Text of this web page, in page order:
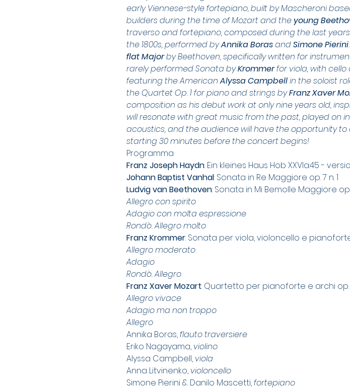
early Viennese-style fortepiano, built by Mascheroni
builders during the time of Mozart and the young
traverso and fortepiano, composed during the last
the 1800s, performed by Annika Boras and Simone Pierini
flat Major by Beethoven, specifically written for
rarely performed Sonata by Krommer for viola, with
featuring the American Alyssa Campbell in the soloist
the Quartet Op. 1 for piano and strings by Franz Xaver
composition as his debut work at only nine years old,
will resonate with great music from the past, played on
acoustics, and the audience will have the opportunity
starting 30 minutes before the concert begins!
Programma
Franz Joseph Haydn: Ein kleines Haus Hob XXVIa:45 -
Johann Baptist Vanhal: Sonata in Re Maggiore op. 7 n. 1
Ludvig van Beethoven: Sonata in Mi Bemolle Maggiore op.
Allegro con spirito
Adagio con molta espressione
Rondò. Allegro molto
Franz Krommer: Sonata per viola, violoncello e
Allegro moderato
Adagio
Rondò. Allegro
Franz Xaver Mozart: Quartetto per pianoforte e archi op.
Allegro vivace
Adagio ma non troppo
Allegro
Annika Boras, flauto traversiere
Eriko Nagayama, violino
Alyssa Campbell, viola
Anna Litvinenko, violoncello
Simone Pierini & Danilo Mascetti, fortepiano